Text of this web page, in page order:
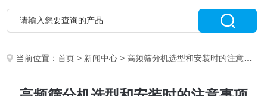
当前位置：首页 > 新闻中心 > 高频筛分机选型和安装时的注意事项